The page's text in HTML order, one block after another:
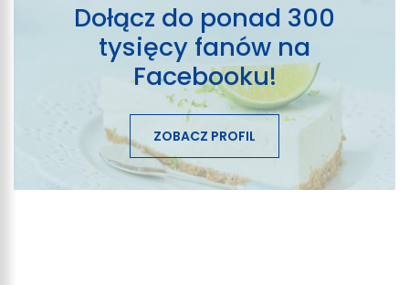
Dołącz do ponad 300
tysięcy fanów na
Facebooku!
ZOBACZ PROFIL